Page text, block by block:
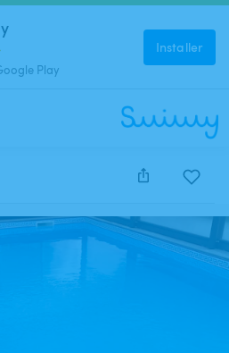
Play
Installer
close et ne peut être réservée.